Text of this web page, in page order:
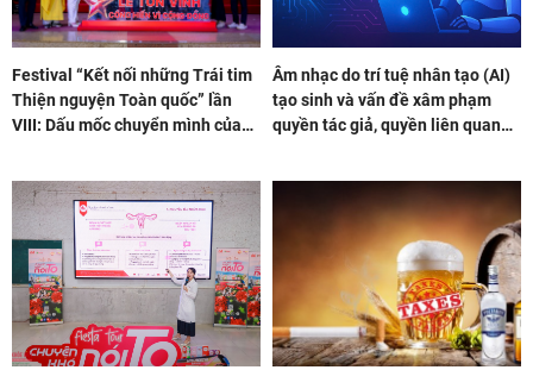
Festival “Kết nối những Trái tim
Thiện nguyện Toàn quốc” lần
VIII: Dấu mốc chuyển mình của
Âm nhạc do trí tuệ nhân tạo (AI)
tạo sinh và vấn đề xâm phạm
quyền tác giả, quyền liên quan